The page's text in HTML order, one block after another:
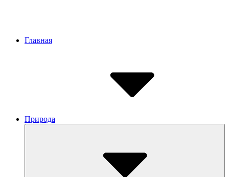
Site
Главная
Природа